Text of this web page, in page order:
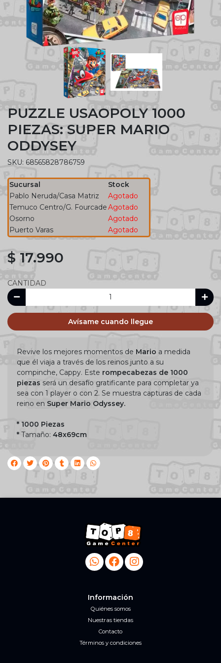
PUZZLE USAOPOLY 1000
PIEZAS: SUPER MARIO
ODDYSEY
SKU: 68565828786759
Sucursal
Stock
Pablo Neruda/Casa Matriz
Agotado
Temuco Centro/G. FourcadeAgotado
Osorno
Agotado
Puerto Varas
Agotado
$ 17.990
CANTIDAD
Avísame cuando llegue
Revive los mejores momentos de Mario a medida
que él viaja a través de los reinos junto a su
compinche, Cappy. Este rompecabezas de 1000
piezas será un desafío gratificante para completar ya
sea con 1 player o con 2. Se muestra capturas de cada
reino en Super Mario Odyssey.
* 1000 Piezas
* Tamaño: 48x69cm
Información
Quiénes somos
Nuestras tiendas
Contacto
Términos y condiciones